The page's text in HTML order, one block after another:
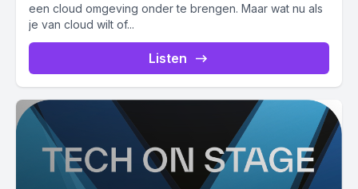
een cloud omgeving onder te brengen. Maar wat nu als
je van cloud wilt of...
Listen